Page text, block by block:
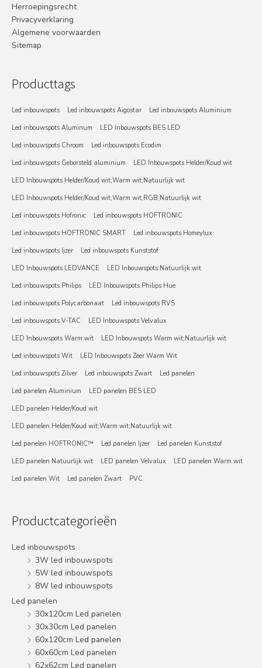
Herroepingsrecht
Privacyverklaring
Algemene voorwaarden
Sitemap
Producttags
Led inbouwspots Led inbouwspots Aigostar
Led inbouwspots Aluminium
Led inbouwspots Aluminum
LED Inbouwspots BES LED
Led inbouwspots Chroom
Led inbouwspots Ecodim
Led inbouwspots Geborsteld aluminium
LED Inbouwspots Helder/Koud wit
LED Inbouwspots Helder/Koud wit;Warm wit;Natuurlijk wit
LED Inbouwspots Helder/Koud wit;Warm wit;RGB;Natuurlijk wit
Led inbouwspots Hofronic
Led inbouwspots HOFTRONIC
Led inbouwspots HOFTRONIC SMART
Led inbouwspots Homeylux
Led inbouwspots Ijzer
Led inbouwspots Kunststof
LED Inbouwspots LEDVANCE
LED Inbouwspots Natuurlijk wit
Led inbouwspots Philips
LED Inbouwspots Philips Hue
Led inbouwspots Polycarbonaat
Led inbouwspots RVS
Led inbouwspots V-TAC
LED Inbouwspots Velvalux
LED Inbouwspots Warm wit
LED Inbouwspots Warm wit;Natuurlijk wit
Led inbouwspots Wit
LED Inbouwspots Zeer Warm Wit
Led inbouwspots Zilver
Led inbouwspots Zwart
Led panelen
Led panelen Aluminium
LED panelen BES LED
LED panelen Helder/Koud wit
LED panelen Helder/Koud wit;Warm wit;Natuurlijk wit
Led panelen HOFTRONIC™
Led panelen Ijzer
Led panelen Kunststof
LED panelen Natuurlijk wit
LED panelen Velvalux
LED panelen Warm wit
Led panelen Wit
Led panelen Zwart PVC
Productcategorieën
Led inbouwspots
3W led inbouwspots
5W led inbouwspots
8W led inbouwspots
Led panelen
30x120cm Led panelen
30x30cm Led panelen
60x120cm Led panelen
60x60cm Led panelen
62x62cm Led panelen